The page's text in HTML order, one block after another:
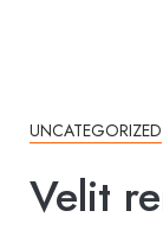
UNCATEGORIZED
Velit